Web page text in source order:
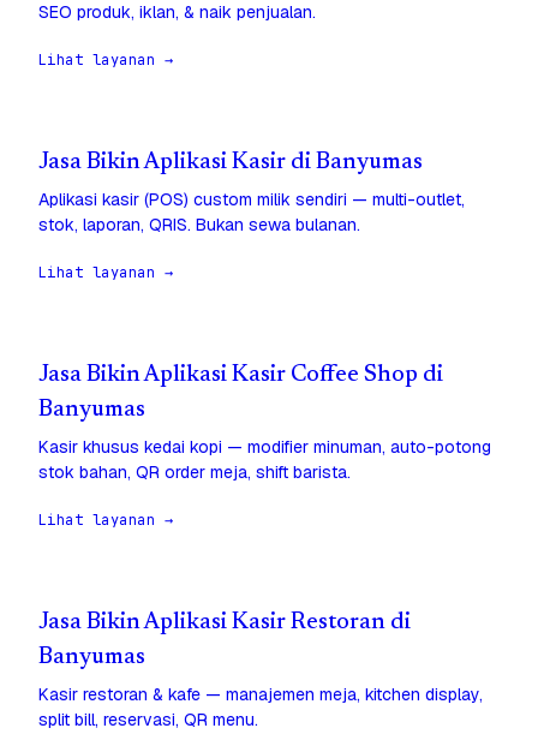
SEO produk, iklan, & naik penjualan.
Lihat layanan →
Jasa Bikin Aplikasi Kasir di Banyumas
Aplikasi kasir (POS) custom milik sendiri — multi-outlet,
stok, laporan, QRIS. Bukan sewa bulanan.
Lihat layanan →
Jasa Bikin Aplikasi Kasir Coffee Shop di
Banyumas
Kasir khusus kedai kopi — modifier minuman, auto-potong
stok bahan, QR order meja, shift barista.
Lihat layanan →
Jasa Bikin Aplikasi Kasir Restoran di
Banyumas
Kasir restoran & kafe — manajemen meja, kitchen display,
split bill, reservasi, QR menu.